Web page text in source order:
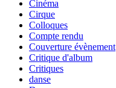
Cinéma
Cirque
Colloques
Compte rendu
Couverture évènement
Critique d'album
Critiques
danse